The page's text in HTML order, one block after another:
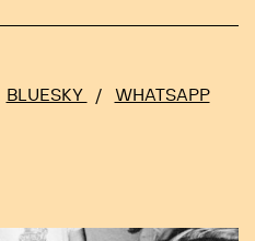
BLUESKY / WHATSAPP